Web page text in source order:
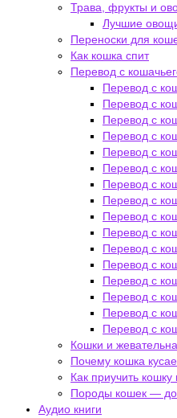
Трава, фрукты и
Лучшие
Переноски для
Как кошка спит
Перевод с
Перевод с
Перевод с
Перевод с
Перевод с
Перевод с
Перевод с
Перевод с
Перевод с
Перевод с
Перевод с
Перевод с
Перевод с
Перевод с
Перевод с
Перевод с
Перевод с
Кошки и
Почему кошка
Как приучить кошку
Породы кошек —
Аудио книги